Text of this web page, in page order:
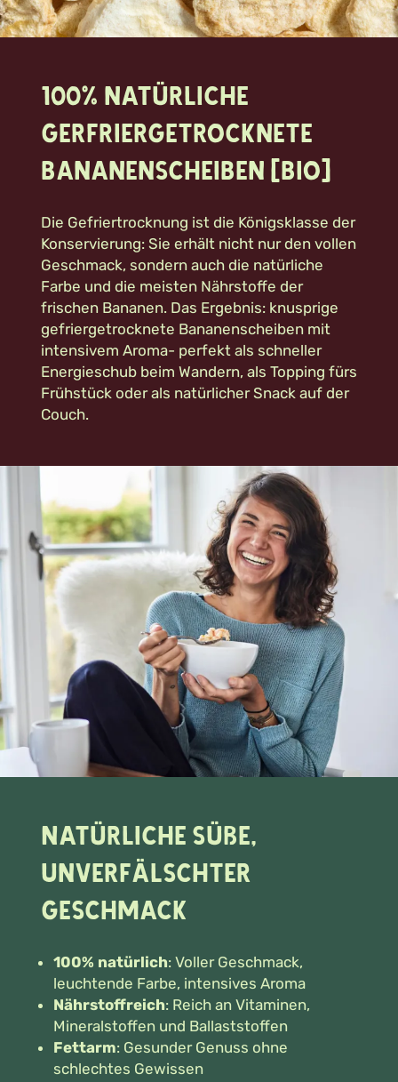
100% natürliche
Gerfriergetrocknete
Bananenscheiben (Bio)
Die Gefriertrocknung ist die Königsklasse der
Konservierung: Sie erhält nicht nur den vollen
Geschmack, sondern auch die natürliche
Farbe und die meisten Nährstoffe der
frischen Bananen. Das Ergebnis: knusprige
gefriergetrocknete Bananenscheiben mit
intensivem Aroma- perfekt als schneller
Energieschub beim Wandern, als Topping fürs
Frühstück oder als natürlicher Snack auf der
Couch.
Natürliche Süße,
unverfälschter
Geschmack
100% natürlich: Voller Geschmack,
leuchtende Farbe, intensives Aroma
Nährstoffreich: Reich an Vitaminen,
Mineralstoffen und Ballaststoffen
Fettarm: Gesunder Genuss ohne
schlechtes Gewissen